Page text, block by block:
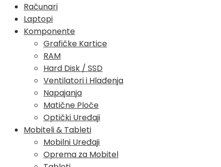
Računari
Laptopi
Komponente
Grafičke Kartice
RAM
Hard Disk / SSD
Ventilatori i Hlađenja
Napajanja
Matične Ploče
Optički Uređaji
Mobiteli & Tableti
Mobilni Uređaji
Oprema za Mobitel